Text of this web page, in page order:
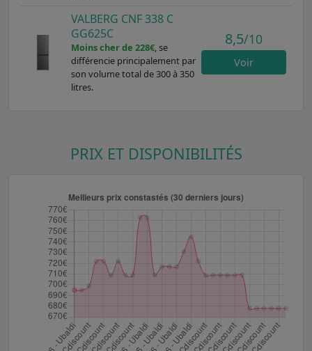
VALBERG CNF 338 C
GG625C
Moins cher de 228€, se
différencie principalement par
son volume total de 300 à 350
litres.
8,5/10
Voir
PRIX ET DISPONIBILITÉS